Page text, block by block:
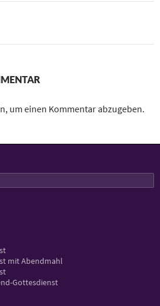
um einen Kommentar abzugeben.
mit Abendmahl
Gottesdienst